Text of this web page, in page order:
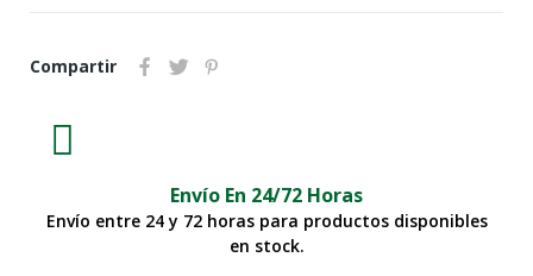
Compartir
Envío En 24/72 Horas
Envío entre 24 y 72 horas para productos disponibles
en stock.